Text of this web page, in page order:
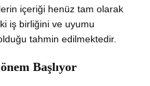
içeriği henüz tam olarak
iş birliğini ve uyumu
tahmin edilmektedir.
Başlıyor